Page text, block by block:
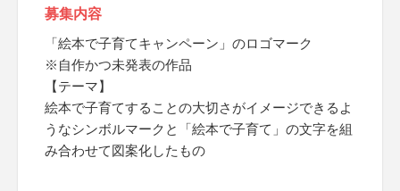
募集内容
「絵本で子育てキャンペーン」のロゴマーク
※自作かつ未発表の作品
【テーマ】
絵本で子育てすることの大切さがイメージできるよ
うなシンボルマークと「絵本で子育て」の文字を組
み合わせて図案化したもの